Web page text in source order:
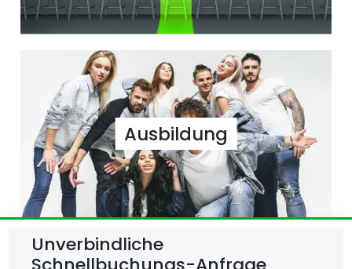
Ausbildung
Unverbindliche